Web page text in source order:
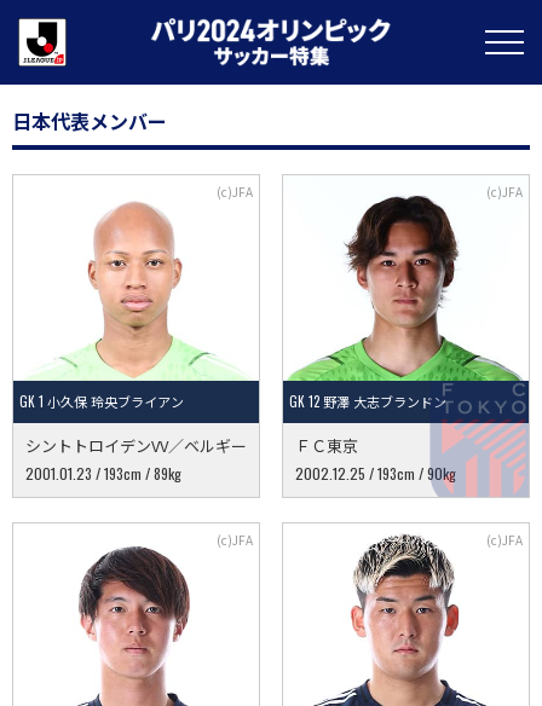
日本代表メンバー
GK 1 小久保 玲央ブライアン
シントトロイデンVV／ベルギー
2001.01.23 / 193cm / 89kg
GK 12 野澤 大志ブランドン
ＦＣ東京
2002.12.25 / 193cm / 90kg